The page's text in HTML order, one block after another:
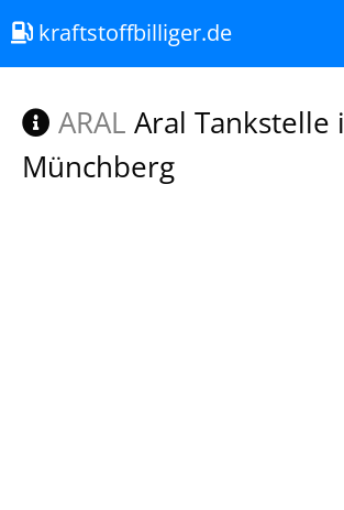
kraftstoffbilliger.de
ARAL Aral Tankstelle
Münchberg